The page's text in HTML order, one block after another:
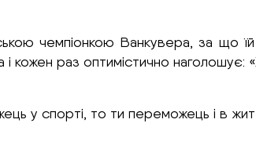
чемпіонкою Ванкувера, за що
кожен раз оптимістично
у спорті, то ти переможець і в